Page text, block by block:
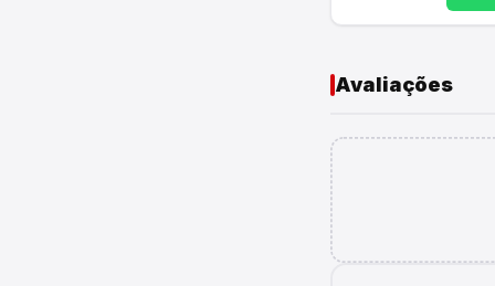
Avaliações